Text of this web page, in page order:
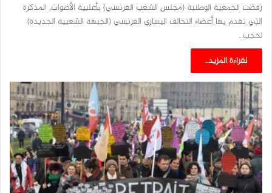
رفضت الجمعية الوطنية (مجلس الشعب الفرنسي) بأغلبية الأصوات، المذكرة
التي تقدم بها أعضاء التحالف اليساري الفرنسي (الجبهة الشعبية الجديدة)
لحجب…
لقراءة المزيد..